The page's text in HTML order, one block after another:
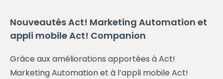
Nouveautés Act! Marketing Automation et
appli mobile Act! Companion
Grâce aux améliorations apportées à Act!
Marketing Automation et à l’appli mobile Act!